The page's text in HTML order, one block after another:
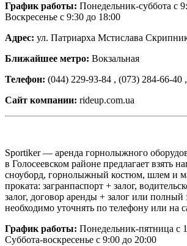
График работы: Понедельник-суббота с
Воскресенье с 9:30 до 18:00
Адрес: ул. Патриарха Мстислава
Ближайшее метро: Вокзальная
Телефон: (044) 229-93-84 , (073) 284-66-40
Сайт компании: rideup.com.ua
Sportiker — аренда горнолыжного
в Голосеевском районе предлагает взять
сноуборд, горнолыжный костюм, шлем и
проката: загранпаспорт + залог,
залог, договор аренды + залог или полный
необходимо уточнять по телефону или на
График работы: Понедельник-пятница с
Суббота-воскресенье с 9:00 до 20:00